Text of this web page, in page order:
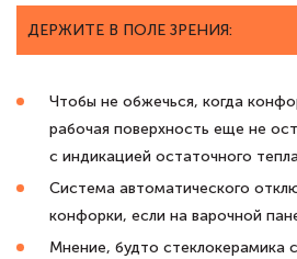
ДЕРЖИТЕ В ПОЛЕ ЗРЕНИЯ:
Чтобы не обжечься, когда
рабочая поверхность еще не
с индикацией остаточного
Система автоматического
конфорки, если на варочной
Мнение, будто стеклокерамика